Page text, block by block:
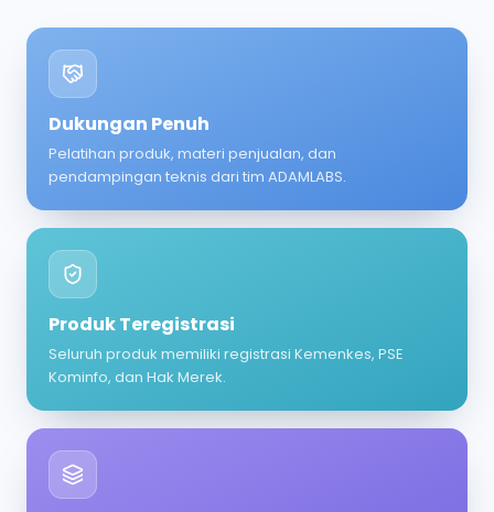
Dukungan Penuh
Pelatihan produk, materi penjualan, dan
pendampingan teknis dari tim ADAMLABS.
Produk Teregistrasi
Seluruh produk memiliki registrasi Kemenkes, PSE
Kominfo, dan Hak Merek.